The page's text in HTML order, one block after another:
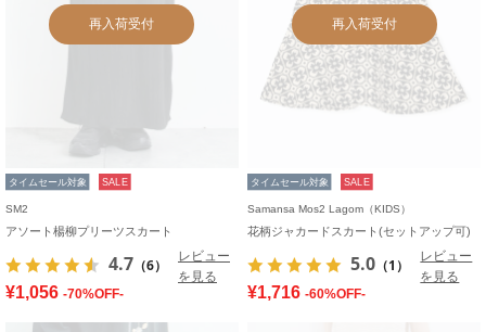
再入荷受付
タイムセール対象 SALE
SM2
アソート楊柳プリーツスカート
4.7 （6）
レビュー
を見る
¥1,056 -70%OFF-
再入荷受付
タイムセール対象 SALE
Samansa Mos2 Lagom（KIDS）
花柄ジャカードスカート(セットアップ可)
5.0 （1）
レビュー
を見る
¥1,716 -60%OFF-